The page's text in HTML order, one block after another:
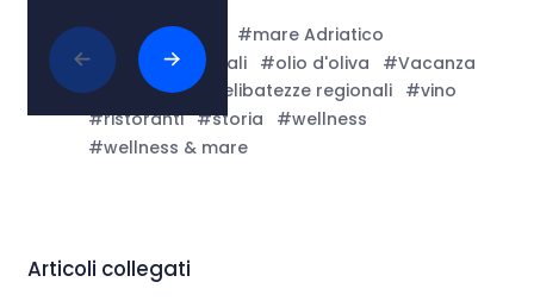
Tags: #arte e cultura
#mare Adriatico
#bellezze naturali
#olio d'oliva
#Vacanza
#spiagge #prelibatezze regionali #vino
#ristoranti #storia
#wellness
#wellness & mare
Articoli collegati